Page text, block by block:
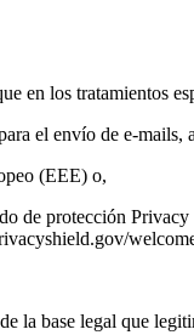
en los tratamientos
el envío de e-mails,
(EEE) o,
de protección
la base legal que